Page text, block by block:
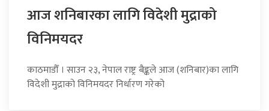
आज शनिबारका लागि विदेशी मुद्राको
विनिमयदर
काठमाडौँ । साउन २३, नेपाल राष्ट्र बैङ्कले आज (शनिबार)का लागि
विदेशी मुद्राको विनिमयदर निर्धारण गरेको